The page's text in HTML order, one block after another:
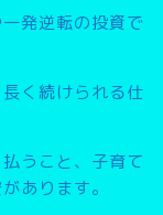
発逆転の投資で
く続けられる仕
うこと、子育て
あります。